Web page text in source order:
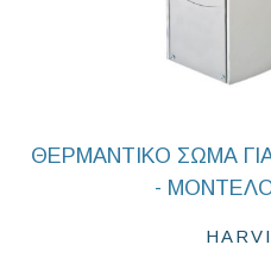
ΘΕΡΜΑΝΤΙΚΟ ΣΩΜΑ
- ΜΟΝΤΕΛΟ